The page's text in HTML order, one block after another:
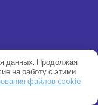
данных. Продолжая
на работу с этими
файлов cookie